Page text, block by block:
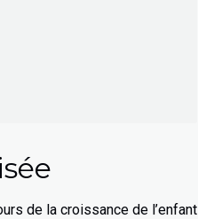
de la croissance de l’enfant